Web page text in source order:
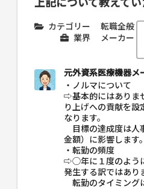
カテゴリー
転職全般
業界
メーカー
元外資系医療機器メ
・ノルマについて
⇨基本的にはありま
り上げへの貢献を設
なります。
目標の達成度は人
金額）に影響します。
・転勤の頻度
⇨◯年に１度のよう
発生する訳ではあり
転勤のタイミング